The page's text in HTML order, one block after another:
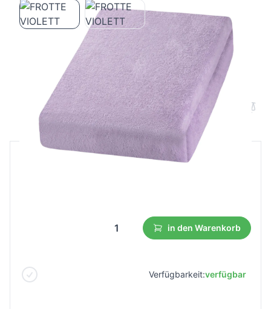
FROTTE VIOLETT
B2B Preis Endverbraucherpreis
in den Warenkorb
Verfügbarkeit:verfügbar